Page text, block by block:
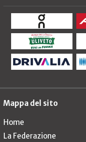
Mappa del sito
Home
La Federazione